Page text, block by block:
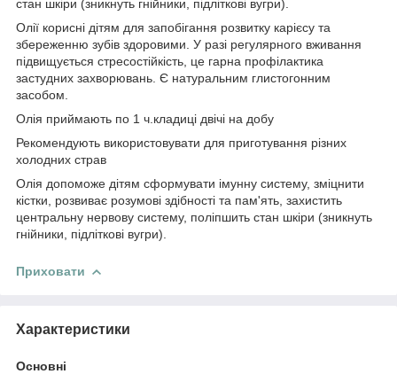
стан шкіри (зникнуть гнійники, підліткові вугри).
Олії корисні дітям для запобігання розвитку карієсу та
збереженню зубів здоровими. У разі регулярного вживання
підвищується стресостійкість, це гарна профілактика
застудних захворювань. Є натуральним глистогонним
засобом.
Олія приймають по 1 ч.кладиці двічі на добу
Рекомендують використовувати для приготування різних
холодних страв
Олія допоможе дітям сформувати імунну систему, зміцнити
кістки, розвиває розумові здібності та пам'ять, захистить
центральну нервову систему, поліпшить стан шкіри (зникнуть
гнійники, підліткові вугри).
Приховати
Характеристики
Основні